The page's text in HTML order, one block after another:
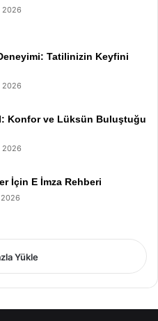
2026
Tatilinizin Keyfini
2026
Konfor ve Lüksün Buluştuğu
2026
İçin E İmza Rehberi
Yükle